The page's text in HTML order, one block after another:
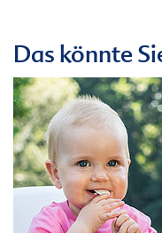
Das könnte